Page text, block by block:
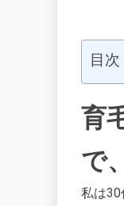
目次
育
で
私は30